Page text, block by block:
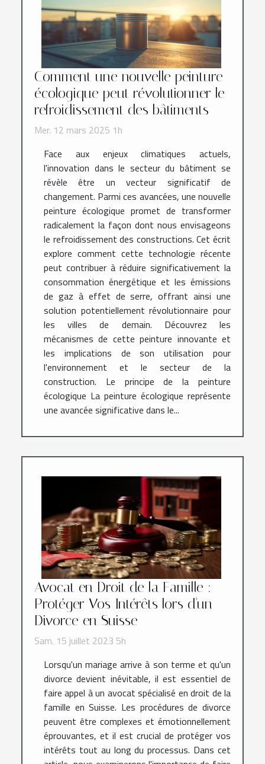
Comment une nouvelle peinture
écologique peut révolutionner le
refroidissement des bâtiments
Mer. 12 mars 2025 1h
Face aux enjeux climatiques actuels,
l'innovation dans le secteur du bâtiment se
révèle être un vecteur significatif de
changement. Parmi ces avancées, une nouvelle
peinture écologique promet de transformer
radicalement la façon dont nous envisageons
le refroidissement des constructions. Cet écrit
explore comment cette technologie récente
peut contribuer à réduire significativement la
consommation énergétique et les émissions
de gaz à effet de serre, offrant ainsi une
solution potentiellement révolutionnaire pour
les villes de demain. Découvrez les
mécanismes de cette peinture innovante et
les implications de son utilisation pour
l'environnement et le secteur de la
construction. Le principe de la peinture
écologique La peinture écologique représente
une avancée significative dans le...
Avocat en Droit de la Famille :
Protéger Vos Intérêts lors d'un
Divorce en Suisse
Sam. 15 juillet 2023 5h
Lorsqu'un mariage arrive à son terme et qu'un
divorce devient inévitable, il est essentiel de
faire appel à un avocat spécialisé en droit de la
famille en Suisse. Les procédures de divorce
peuvent être complexes et émotionnellement
éprouvantes, et il est crucial de protéger vos
intérêts tout au long du processus. Dans cet